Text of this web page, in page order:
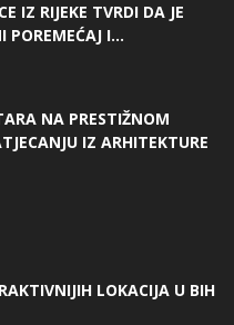
IZ RIJEKE TVRDI DA JE
POREMEĆAJ I...
NA PRESTIŽNOM
IZ ARHITEKTURE
LOKACIJA U BIH